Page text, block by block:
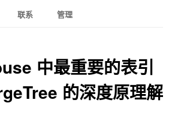
联系 管理
中最重要的表引
的深度原理解